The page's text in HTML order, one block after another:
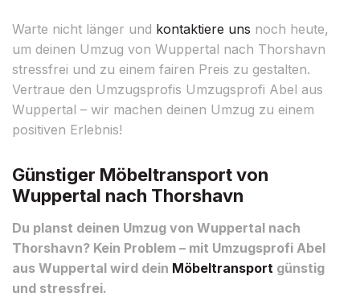
Warte nicht länger und kontaktiere uns noch heute,
um deinen Umzug von Wuppertal nach Thorshavn
stressfrei und zu einem fairen Preis zu gestalten.
Vertraue den Umzugsprofis Umzugsprofi Abel aus
Wuppertal – wir machen deinen Umzug zu einem
positiven Erlebnis!
Günstiger Möbeltransport von
Wuppertal nach Thorshavn
Du planst deinen Umzug von Wuppertal nach
Thorshavn? Kein Problem – mit Umzugsprofi Abel
aus Wuppertal wird dein Möbeltransport günstig
und stressfrei.